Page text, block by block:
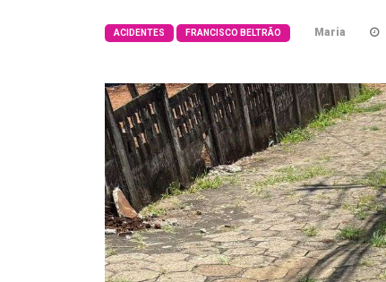
ACIDENTES FRANCISCO BELTRÃO Maria